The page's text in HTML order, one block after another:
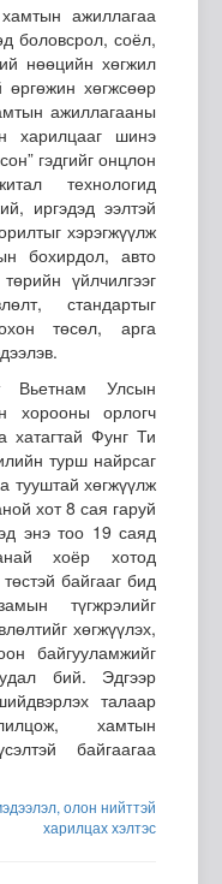
ажиллагаа
боловсрол, соёл,
нөөцийн хөгжил
өргөжин хөгжсөөр
ажиллагааны
харилцааг шинэ
гэдгийг онцлон
технологид
иргэдэд ээлтэй
хэрэгжүүлж
бохирдол, авто
үйлчилгээг
стандартыг
төсөл, арга
Вьетнам Улсын
хорооны орлогч
хатагтай Фунг Ти
турш найрсаг
тууштай хөгжүүлж
хот 8 сая гаруй
энэ тоо 19 саяд
хоёр хотод
байгааг бид
түгжрэлийг
хөгжүүлэх,
байгууламжийг
бий. Эдгээр
талаар
хамтын
байгаагаа
олон нийттэй
харилцах хэлтэс